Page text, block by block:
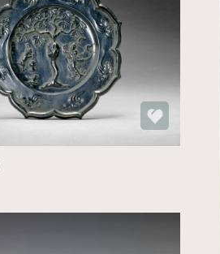
加载中...